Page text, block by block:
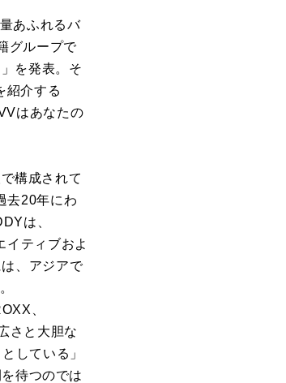
あふれるバ
グループで
を発表。そ
紹介する
はあなたの
構成されて
去20年にわ
は、
イティブおよ
、アジアで
、
さと大胆な
している」
待つのでは